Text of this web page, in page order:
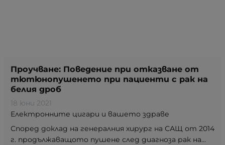
Проучване: Поведение при отказване от
тютюнопушенето при пациенти с рак на
белия дроб
18 юни 2021
Електронните цигари и вашето здраве
Според доклад на генералния хирург на САЩ от 2014
г. продължаващото пушене след диагноза рак на...